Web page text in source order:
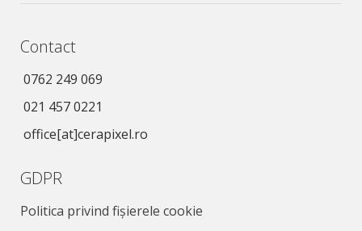
Contact
0762 249 069
021 457 0221
office[at]cerapixel.ro
GDPR
Politica privind fișierele cookie